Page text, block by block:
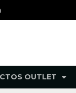
OUTLET